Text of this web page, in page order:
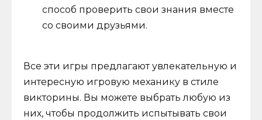
способ проверить свои знания вместе
со своими друзьями.
Все эти игры предлагают увлекательную и
интересную игровую механику в стиле
викторины. Вы можете выбрать любую из
них, чтобы продолжить испытывать свои